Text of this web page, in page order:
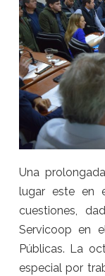
Una
lugar este en
cuestiones,
Servicoop en
Públicas. La
especial por